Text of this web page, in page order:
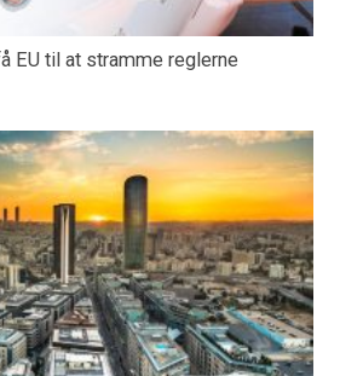
EU til at stramme reglerne